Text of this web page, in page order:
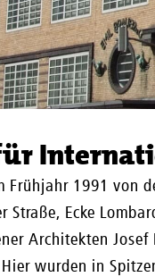
Frühjahr 1991 von
Straße, Ecke
Architekten
wurden in